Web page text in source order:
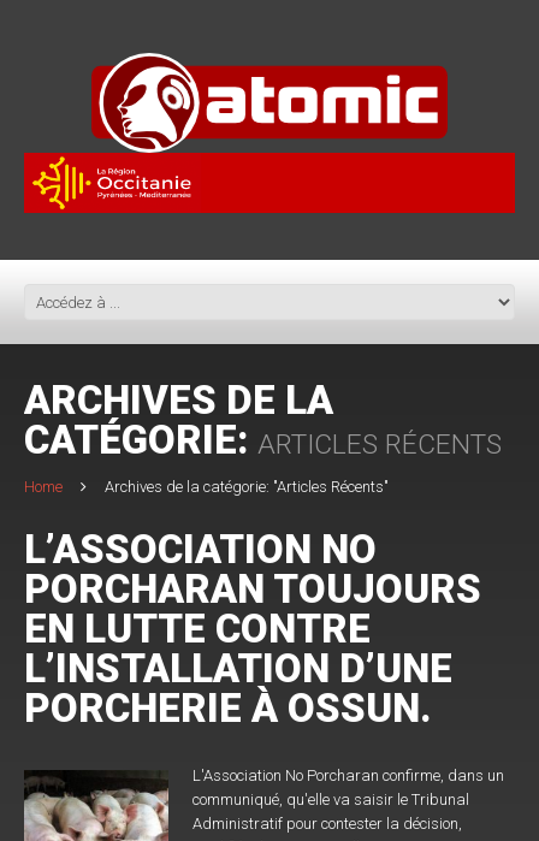
ARCHIVES DE LA
CATÉGORIE: ARTICLES RÉCENTS
Home Archives de la catégorie: "Articles Récents"
L’ASSOCIATION NO
PORCHARAN TOUJOURS
EN LUTTE CONTRE
L’INSTALLATION D’UNE
PORCHERIE À OSSUN.
L'Association No Porcharan confirme, dans un
communiqué, qu'elle va saisir le Tribunal
Administratif pour contester la décision,